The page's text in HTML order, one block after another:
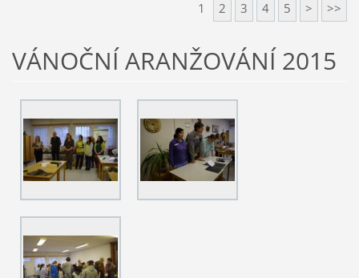
1 2 3 4 5 > >>
VÁNOČNÍ ARANŽOVÁNÍ 2015